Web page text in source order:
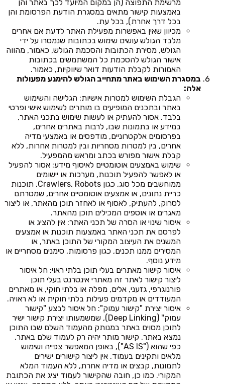
מרשימת התפוצה (הן במקום המיועד לכך באתר והן
באמצעות קישור מתאים במסגרת הודעת הפרסומת והן
בכל דרך אחרת), בכל עת.
מכיוון שאין באפשרות מפעילת האתר לדעת אם אחרים
מלבד הגולש עושים שימוש בכתובות שנמסרו על ידי
הגולש, מסירת הכתובות והסכמת הגולש, כאמור, מהווה
אישור הגולש להסכמת כל המשתמשים בכתובות
האמורות לקבלת הודעות דואר שיווקיות, כאמור.
במסגרת השימוש באתר מתחייב הגולש להימנע מפעולות
אלה:
הגבלת השימוש למטרות אישיות: הגלישה והשימוש
באתר ובתכנים המופיעים בו מותרים לשימוש אישי ופרטי
בלבד. אסור להעתיק או לעשות שימוש בתכני האתר,
במידע או בתמונות שבו, לרבות באתרים אחרים,
בפרסומים אלקטרוניים, מודפסים או באמצעי מדיה
אחרים, בין למטרות מסחריות ובין למטרות אחרות, ללא
קבלת אישור מפורש בכתב ומראש מהמפעיל.
שימוש באמצעים אוטומטיים לאיסוף מידע: אסור להפעיל
או לאפשר להפעיל תוכנות, מערכות או יישומים
ממוחשבים מכל סוג, כגון Crawlers, Robots, תוכנות
כריית נתונים, או אמצעים אוטומטיים אחרים, שמטרתם
לסרוק, להעתיק, לאסוף או לאחזר תוכן מהאתר, או ליצור
מאגרים או אוספים המכילים תוכן מהאתר.
איסור שינוי או הסרה של תכני האתר: אין להציג או
לפרסם את תכני האתר באמצעות תוכנות או אמצעים
המשנים את העיצוב המקורי של התוכן באתר, או
המסירים ממנו תכנים, כגון פרסומות, סימנים מסחריים או
מידע נוסף.
איסור קישור מאתרים בעלי תוכן בלתי ראוי: חל איסור
ליצור קישור לאתר זה מאתרי אינטרנט בעלי תוכן
פורנוגרפי, גזעני, אלים, מפלה או בלתי חוקי, או מאתרים
המעודדים או מקדמים פעילות בלתי חוקית או לא ראויה.
איסור יצירת "קישור עמוק": חל איסור לבצע "קישור
עמוק" (Deep Linking), שמשמעותו יצירת קישור ישיר
לתוכן מסוים באתר במנותק מהעמוד השלם שבו התוכן
נמצא באתר. קישור מותר יהיה רק לעמוד שלם באתר,
כפי שהוא ("AS IS"), באופן המאפשר צפייה ושימוש
מלאים ותקינים בעמוד. אין ליצור קישורים ישירים
לתמונות, קבצים או מדיה אחרת, ללא העמוד המלא
המקורי. כמו כן, חובה שהקישור לעמוד יציג את הכתובת